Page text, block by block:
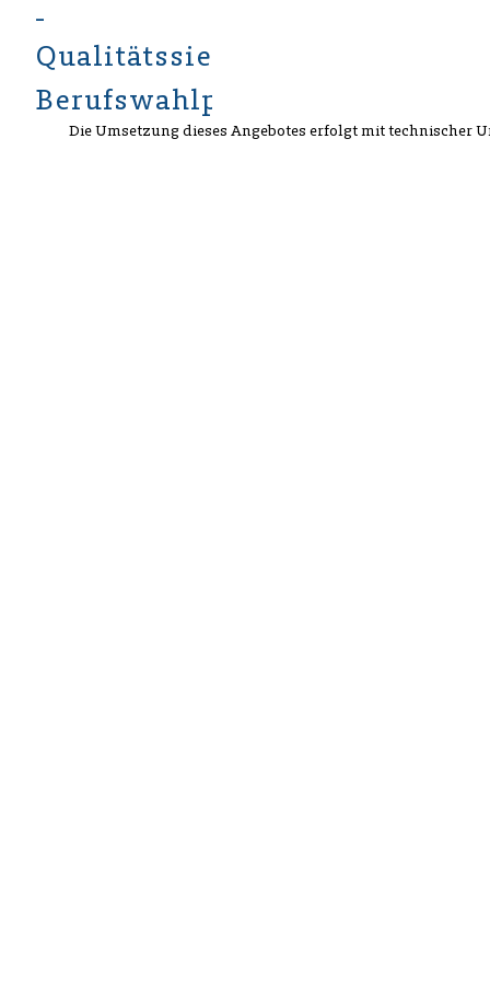
-
Qualitätssiegel
Berufswahlpass
Die Umsetzung dieses Angebotes erfolgt mit technischer